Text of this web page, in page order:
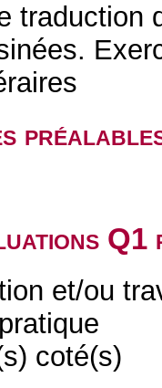
traduction
et/ou
coté(s)